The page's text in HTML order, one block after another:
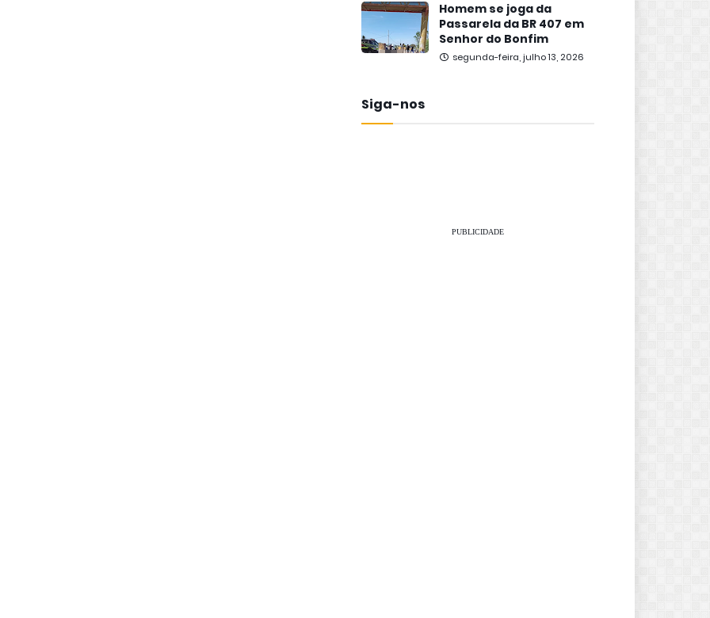
Homem se joga da
Passarela da BR 407 em
Senhor do Bonfim
segunda-feira, julho 13, 2026
Siga-nos
PUBLICIDADE